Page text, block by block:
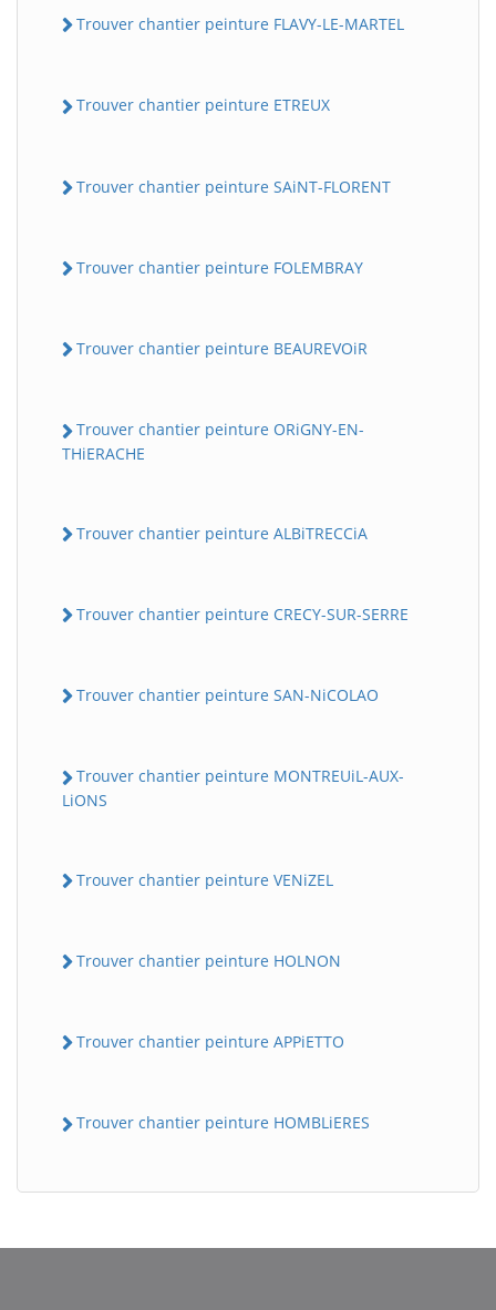
Trouver chantier peinture FLAVY-LE-MARTEL
Trouver chantier peinture ETREUX
Trouver chantier peinture SAiNT-FLORENT
Trouver chantier peinture FOLEMBRAY
Trouver chantier peinture BEAUREVOiR
Trouver chantier peinture ORiGNY-EN-
THiERACHE
Trouver chantier peinture ALBiTRECCiA
Trouver chantier peinture CRECY-SUR-SERRE
Trouver chantier peinture SAN-NiCOLAO
Trouver chantier peinture MONTREUiL-AUX-
LiONS
Trouver chantier peinture VENiZEL
Trouver chantier peinture HOLNON
Trouver chantier peinture APPiETTO
Trouver chantier peinture HOMBLiERES
BatiWebPro